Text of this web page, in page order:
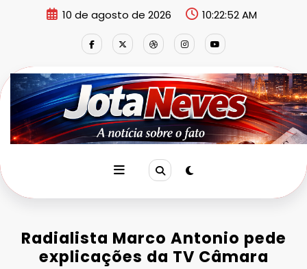
10 de agosto de 2026 10:22:54 AM
Radialista Marco Antonio pede
explicações da TV Câmara